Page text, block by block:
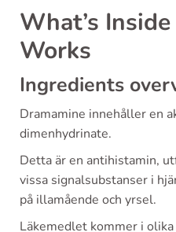
What’s
Works
Ingredients
Dramamine innehåller en
dimenhydrinate.
Detta är en antihistamin,
vissa signalsubstanser i
på illamående och yrsel.
Läkemedlet kommer i